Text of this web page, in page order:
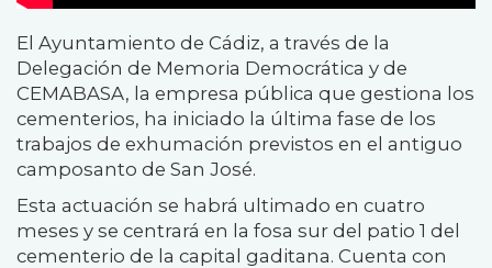
El Ayuntamiento de Cádiz, a través de la
Delegación de Memoria Democrática y de
CEMABASA, la empresa pública que gestiona los
cementerios, ha iniciado la última fase de los
trabajos de exhumación previstos en el antiguo
camposanto de San José.
Esta actuación se habrá ultimado en cuatro
meses y se centrará en la fosa sur del patio 1 del
cementerio de la capital gaditana. Cuenta con